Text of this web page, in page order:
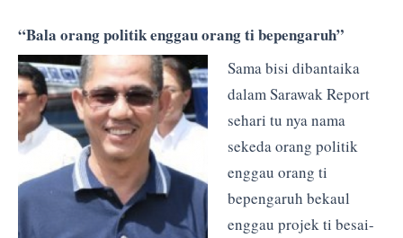
“Bala orang politik enggau orang ti bepengaruh”
Sama bisi dibantaika
dalam Sarawak Report
sehari tu nya nama
sekeda orang politik
enggau orang ti
bepengaruh bekaul
enggau projek ti besai-